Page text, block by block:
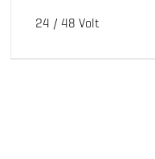
24 / 48 Volt